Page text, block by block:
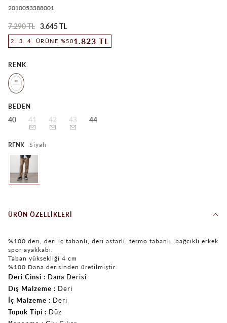
2010053388001
7.290 TL 3.645 TL
2. 3. 4. ÜRÜNE %501.823 TL
RENK
BEDEN
40 41 42 43 44
RENK Siyah
ÜRÜN ÖZELLIKLERI
%100 deri, deri iç tabanlı, deri astarlı, termo tabanlı, bağcıklı erkek
spor ayakkabı.
Taban yüksekliği 4 cm
%100 Dana derisinden üretilmiştir.
Deri Cinsi
Dana Derisi
Dış Malzeme
Deri
İç Malzeme
Deri
Topuk Tipi
Düz